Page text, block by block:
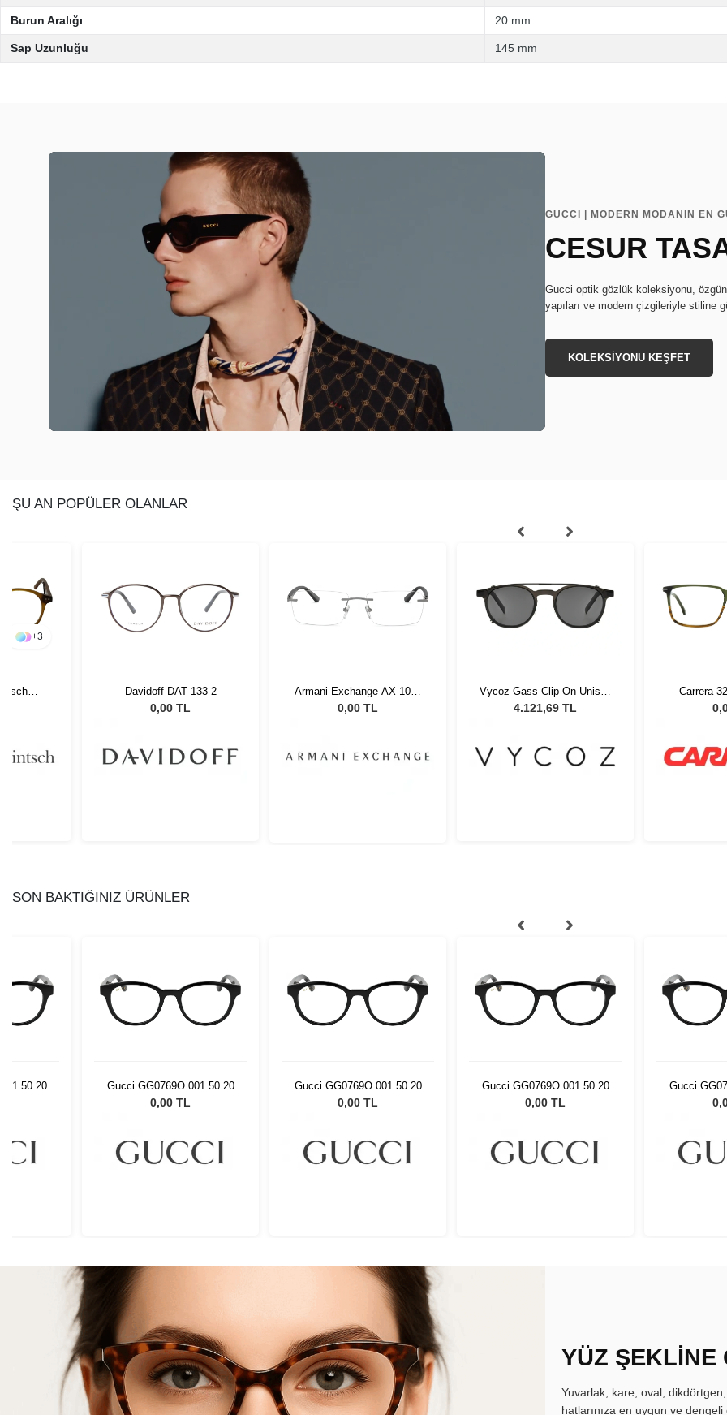
Burun Aralığı 20 mm
Sap Uzunluğu 145 mm
GUCCI | MODERN MODANIN EN
CESUR
Gucci optik gözlük koleksiyonu,
yapıları ve modern çizgileriyle stiline
KOLEKSİYONU KEŞFET
ŞU AN POPÜLER OLANLAR
+3
Davidoff DAT 133 2
0,00 TL
Armani Exchange AX 1064
6003 56
0,00 TL
Vycoz Gass Clip On Unisex
Güneş Gözlüğü
4.121,69 TL
Carrera
SON BAKTIĞINIZ ÜRÜNLER
50 20 Gucci GG0769O 001 50 20
0,00 TL
Gucci GG0769O 001 50 20
0,00 TL
Gucci GG0769O 001 50 20
0,00 TL
Gucci
YÜZ ŞEKLİNE
Yuvarlak, kare, oval,
hatlarınıza en uygun ve